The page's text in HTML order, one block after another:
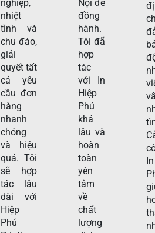
nghiệp,
nhiệt
tình và
chu đáo,
giải
quyết tất
cả yêu
cầu đơn
hàng
nhanh
chóng
và hiệu
quả. Tôi
sẽ hợp
tác lâu
dài với
Hiệp
Phú
Nội để
đồng
hành.
Tôi đã
hợp
tác
với In
Hiệp
Phú
khá
lâu và
hoàn
toàn
yên
tâm
về
chất
lượng